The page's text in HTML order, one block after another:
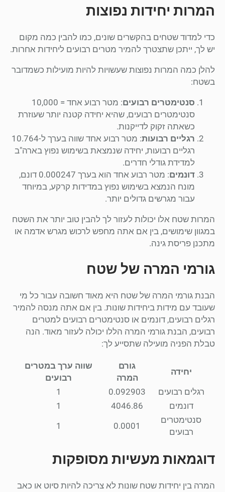
המרות יחידות נפוצות
כדי למדוד שטחים בהקשרים שונים, כמו להבין כמה מקום
יש לך, ייתכן שתצטרך להמיר מטרים רבועים ליחידות אחרות.
להלן כמה המרות נפוצות שעשויות להיות מועילות כשמדובר
בשטח:
סנטימטרים רבועים
: מטר רבוע אחד = 10,000
סנטימטרים רבועים, שהיא יחידה קטנה יותר שעוזרת
כשאתה זקוק לדייקנות.
רגליים רבועות
: מטר רבוע אחד שווה בערך ל-10.764
רגליים רבועות, יחידה שנמצאת בשימוש נפוץ בארה"ב
למדידת גודלי חדרים.
דונמים
: מטר רבוע אחד הוא בערך 0.000247 דונם,
מונח הנמצא בשימוש נפוץ במדידות קרקע, במיוחד
עבור מגרשים גדולים יותר.
המרות שטח אלו יכולות לעזור לך להבין טוב יותר את השטח
במגוון שימושים, בין אם אתה מחפש לרכוש מגרש אדמה או
מתכנן פריסת גינה.
גורמי המרה של שטח
הבנת גורמי המרה של שטח היא מאוד חשובה עבור כל מי
שעובד עם מידות ביחידות שונות. בין אם אתה מנסה להמיר
רגלים רבועים, דונמים או סנטימטרים רבועים למטרים
רבועים, הבנת גורמי המרה הללו יכולה לעזור מאוד. הנה
טבלת הפניה מועילה שתסייע לך:
יחידה
גורם
המרה
שווה ערך במטרים
רבועים
רגלים רבועים
0.092903
1
דונמים
4046.86
1
סנטימטרים
רבועים
0.0001
1
דוגמאות מעשיות מסופקות
המרה בין יחידות שטח שונות לא צריכה להיות סיוט או כאב